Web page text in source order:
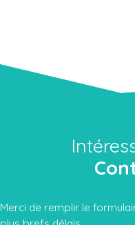
Merci de remplir le